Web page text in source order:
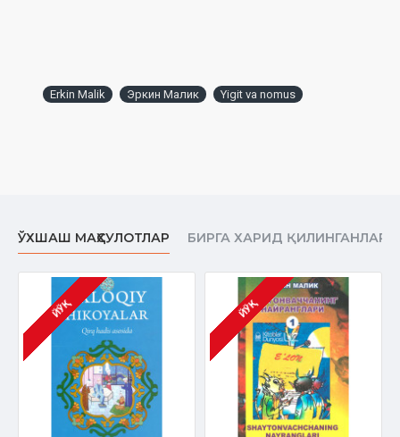
Erkin Malik Эркин Малик Yigit va nomus
ЎХШАШ МАҲСУЛОТЛАР БИРГА ХАРИД ҚИЛИНГАНЛАР
ЙЎҚ ЙЎҚ